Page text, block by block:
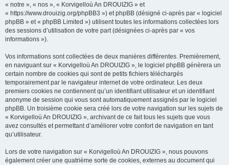
« notre », « nos », « Korvigelloù An DROUIZIG » et
« https://www.drouizig.org/phpBB3 ») et phpBB (désigné ci-après par « logiciel
phpBB » et « phpBB Limited ») utilisent toutes les informations collectées lors
des sessions d’utilisation de votre part (désignées ci-après par « vos
informations »).
Vos informations sont collectées de deux manières différentes. Premièrement,
en naviguant sur « Korvigelloù An DROUIZIG », le logiciel phpBB génèrera un
certain nombre de cookies qui sont de petits fichiers téléchargés
temporairement par le navigateur internet de votre ordinateur. Les deux
premiers cookies ne contiennent qu’un identifiant utilisateur et un identifiant
anonyme de session qui vous sont automatiquement assignés par le logiciel
phpBB. Un troisième cookie sera créé lors de votre navigation sur les sujets de
« Korvigelloù An DROUIZIG », archivant de ce fait tous les sujets que vous
avez consultés et permettant d’améliorer votre confort de navigation en tant
qu’utilisateur.
Lors de votre navigation sur « Korvigelloù An DROUIZIG », nous pouvons
également créer une quatrième sorte de cookies, externes au document qui